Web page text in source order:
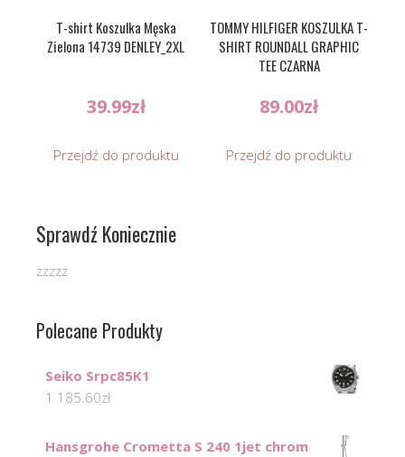
T-shirt Koszulka Męska
Zielona 14739 DENLEY_2XL
39.99zł
Przejdź do produktu
TOMMY HILFIGER KOSZULKA T-
SHIRT ROUNDALL GRAPHIC
TEE CZARNA
89.00zł
Przejdź do produktu
Sprawdź Koniecznie
zzzzz
Polecane Produkty
Seiko Srpc85K1
1 185.60zł
Hansgrohe Crometta S 240 1jet chrom